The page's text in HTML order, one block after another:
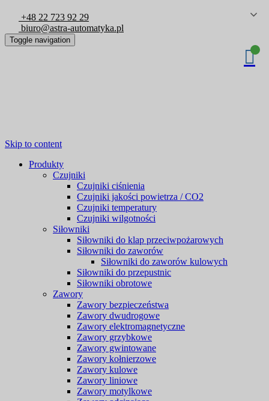
+48 22 723 92 29
biuro@astra-automatyka.pl
Toggle navigation
Skip to content
Produkty
Czujniki
Czujniki ciśnienia
Czujniki jakości powietrza / CO2
Czujniki temperatury
Czujniki wilgotności
Siłowniki
Siłowniki do klap przeciwpożarowych
Siłowniki do zaworów
Siłowniki do zaworów kulowych
Siłowniki do przepustnic
Siłowniki obrotowe
Zawory
Zawory bezpieczeństwa
Zawory dwudrogowe
Zawory elektromagnetyczne
Zawory grzybkowe
Zawory gwintowane
Zawory kołnierzowe
Zawory kulowe
Zawory liniowe
Zawory motylkowe